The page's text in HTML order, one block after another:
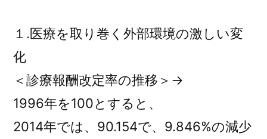
１.医療を取り巻く外部環境の激しい変
化
＜診療報酬改定率の推移＞→
1996年を100とすると、
2014年では、90.154で、9.846%の減少